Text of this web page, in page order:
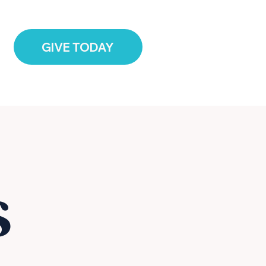
DONAR
GIVE TODAY